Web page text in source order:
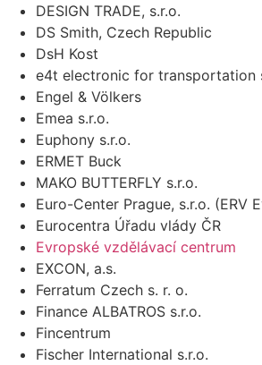
DESIGN TRADE, s.r.o.
DS Smith, Czech Republic
DsH Kost
e4t electronic for transportation
Engel & Völkers
Emea s.r.o.
Euphony s.r.o.
ERMET Buck
MAKO BUTTERFLY s.r.o.
Euro-Center Prague, s.r.o. (ERV
Eurocentra Úřadu vlády ČR
Evropské vzdělávací centrum
EXCON, a.s.
Ferratum Czech s. r. o.
Finance ALBATROS s.r.o.
Fincentrum
Fischer International s.r.o.